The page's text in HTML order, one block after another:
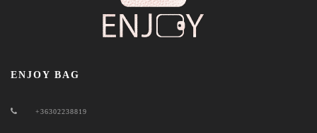
ENJOY BAG
+36302238819